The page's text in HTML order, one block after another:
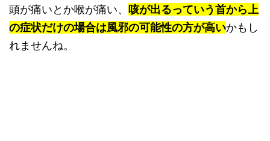
頭が痛いとか喉が痛い、 咳が出るっていう首から上
の症状だけの場合は風邪の可能性の方が高いかもし
れませんね。